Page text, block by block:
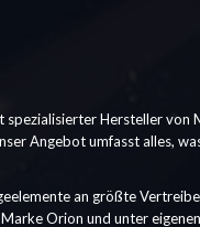
spezialisierter Hersteller von
Angebot umfasst alles,
an größte
Orion und unter